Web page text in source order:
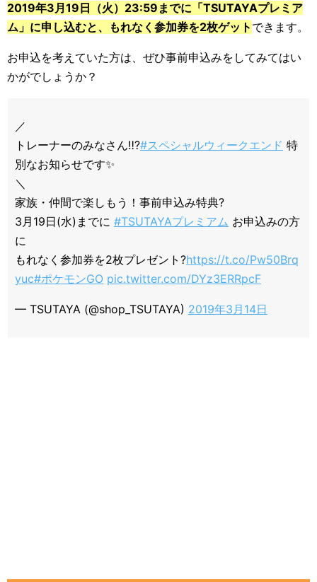
2019年3月19日（火）23:59までに「TSUTAYAプレミア
ム」に申し込むと、もれなく参加券を2枚ゲット できます。
お申込を考えていた方は、ぜひ事前申込みをしてみてはい
かがでしょうか？
／
トレーナーのみなさん‼?#スペシャルウィークエンド 特
別なお知らせです✨
＼
家族・仲間で楽しもう！事前申込み特典?
3月19日(水)までに #TSUTAYAプレミアム お申込みの方
に
もれなく参加券を2枚プレゼント?https://t.co/Pw50Brq
yuc#ポケモンGO pic.twitter.com/DYz3ERRpcF
— TSUTAYA (@shop_TSUTAYA) 2019年3月14日